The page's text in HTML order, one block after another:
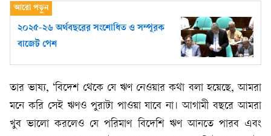
২০২৫-২৬ অর্থবছরের সংশোধিত ও সম্পূরক
বাজেট পেশ
তার ভাষ্য, ‘বিদেশ থেকে যে ঋণ নেওয়ার কথা বলা হয়েছে, আমরা
মনে করি সেই ঋণও পুরাটা পাওয়া যাবে না। আগামী বছরে আমরা
খুব ভালো করলেও যে পরিমাণ বিদেশি ঋণ আনতে পারব এবং